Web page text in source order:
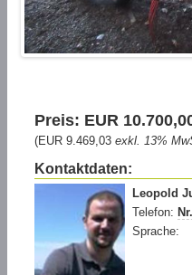
Preis: EUR
(EUR 9.469,03 exkl. 13%
Kontaktdaten:
Leopold
Telefon:
Sprache: